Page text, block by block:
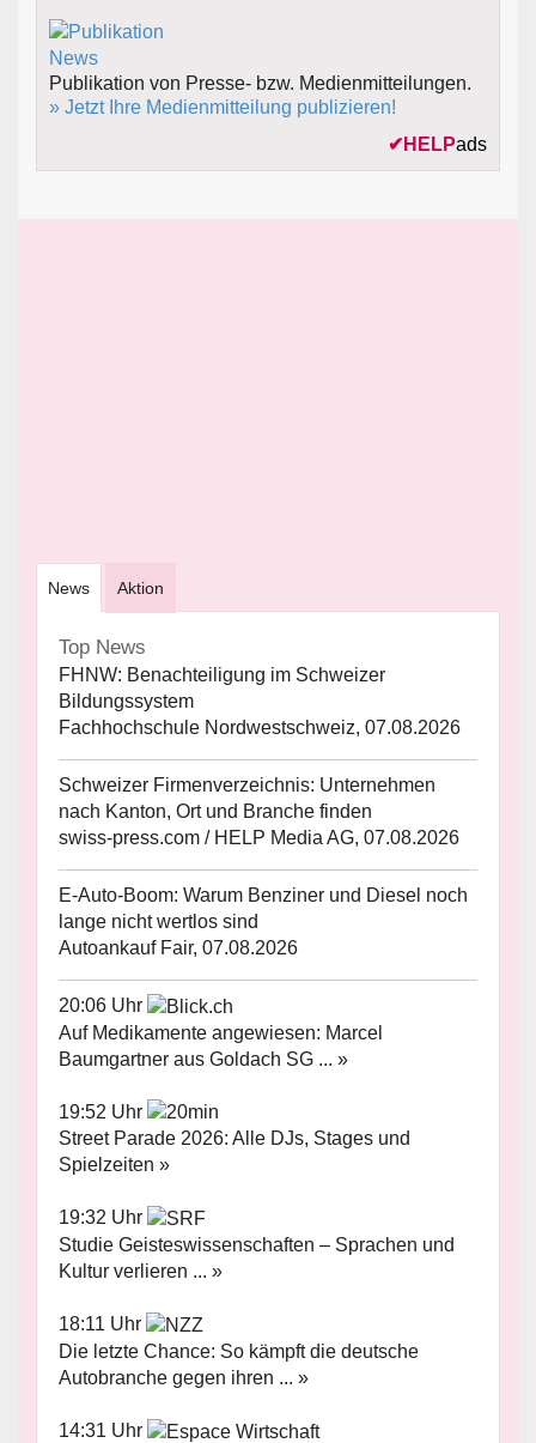
Publikation von Presse- bzw. Medienmitteilungen.
» Jetzt Ihre Medienmitteilung publizieren!
✔ HELPads
News Aktion
Top News
FHNW: Benachteiligung im Schweizer
Bildungssystem
Fachhochschule Nordwestschweiz, 07.08.2026
Schweizer Firmenverzeichnis: Unternehmen
nach Kanton, Ort und Branche finden
swiss-press.com / HELP Media AG, 07.08.2026
E-Auto-Boom: Warum Benziner und Diesel noch
lange nicht wertlos sind
Autoankauf Fair, 07.08.2026
20:06 Uhr
Auf Medikamente angewiesen: Marcel
Baumgartner aus Goldach SG ... »
19:52 Uhr
Street Parade 2026: Alle DJs, Stages und
Spielzeiten »
19:32 Uhr
Studie Geisteswissenschaften – Sprachen und
Kultur verlieren ... »
18:11 Uhr
Die letzte Chance: So kämpft die deutsche
Autobranche gegen ihren ... »
14:31 Uhr